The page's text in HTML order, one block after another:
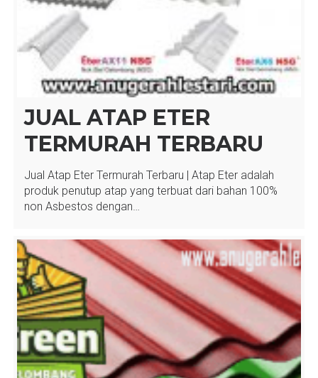
JUAL ATAP ETER
TERMURAH TERBARU
Jual Atap Eter Termurah Terbaru | Atap Eter adalah
produk penutup atap yang terbuat dari bahan 100%
non Asbestos dengan…